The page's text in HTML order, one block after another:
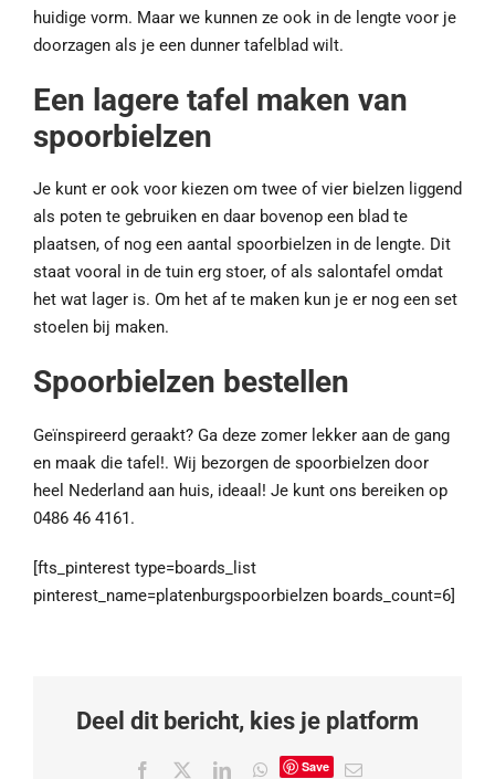
huidige vorm. Maar we kunnen ze ook in de lengte voor je
doorzagen als je een dunner tafelblad wilt.
Een lagere tafel maken van
spoorbielzen
Je kunt er ook voor kiezen om twee of vier bielzen liggend
als poten te gebruiken en daar bovenop een blad te
plaatsen, of nog een aantal spoorbielzen in de lengte. Dit
staat vooral in de tuin erg stoer, of als salontafel omdat
het wat lager is. Om het af te maken kun je er nog een set
stoelen bij maken.
Spoorbielzen bestellen
Geïnspireerd geraakt? Ga deze zomer lekker aan de gang
en maak die tafel!. Wij bezorgen de spoorbielzen door
heel Nederland aan huis, ideaal! Je kunt ons bereiken op
0486 46 4161.
[fts_pinterest type=boards_list
pinterest_name=platenburgspoorbielzen boards_count=6]
Deel dit bericht, kies je platform
Facebook LinkedInWhatsApp
Save
E-